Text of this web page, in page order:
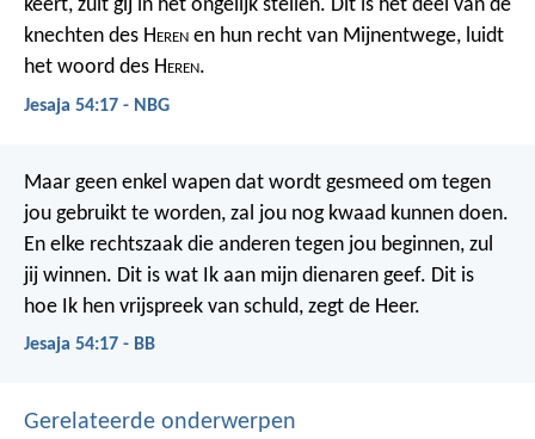
keert, zult gij in het ongelijk stellen. Dit is het deel van de
knechten des Heren en hun recht van Mijnentwege, luidt
het woord des Heren.
Jesaja 54:17 - NBG
Maar geen enkel wapen dat wordt gesmeed om tegen
jou gebruikt te worden, zal jou nog kwaad kunnen doen.
En elke rechtszaak die anderen tegen jou beginnen, zul
jij winnen. Dit is wat Ik aan mijn dienaren geef. Dit is
hoe Ik hen vrijspreek van schuld, zegt de Heer.
Jesaja 54:17 - BB
Gerelateerde onderwerpen